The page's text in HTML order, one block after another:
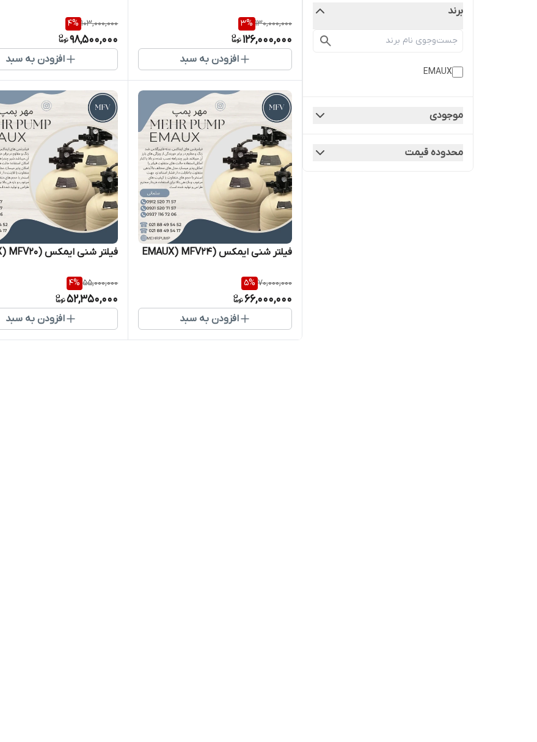
برند
EMAUX
موجودی
محدوده قیمت
130,000,000
3%
126,000,000
افزودن به سبد
103,000,000
4%
98,500,000
افزودن به سبد
فیلتر شنی ایمکس (EMAUX) MFV24
70,000,000
5%
66,000,000
افزودن به سبد
فیلتر شنی ایمکس (EMAUX) MFV20
55,000,000
4%
52,350,000
افزودن به سبد